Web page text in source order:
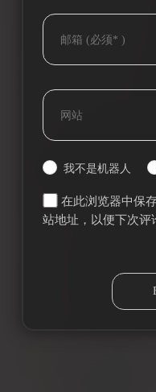
我不是机器人
在此浏览器中保
站地址，以便下次评